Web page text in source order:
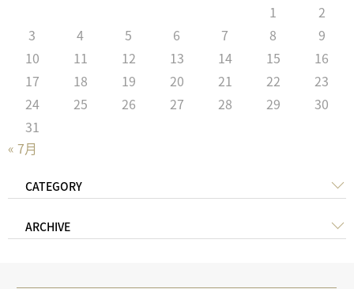
« 7月
1
2
3
4 5 6 7 8
9
10
11 12 13 14 15
16
17
18 19 20 21 22
23
24
25 26 27 28 29
30
31
CATEGORY
ARCHIVE